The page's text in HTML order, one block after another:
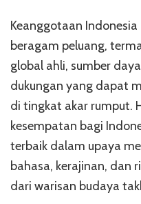
Keanggotaan
beragam peluang,
global ahli, sumber
dukungan yang dapat
di tingkat akar rumput.
kesempatan bagi
terbaik dalam upaya
bahasa, kerajinan, dan
dari warisan budaya